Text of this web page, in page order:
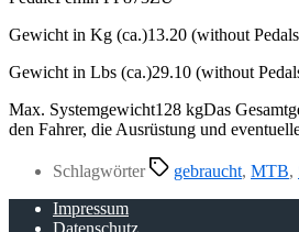
Gewicht in Kg (ca.)13.20 (without
Gewicht in Lbs (ca.)29.10 (without
Max. Systemgewicht128 kgDas
den Fahrer, die Ausrüstung und
Schlagwörter gebraucht, MTB,
Impressum